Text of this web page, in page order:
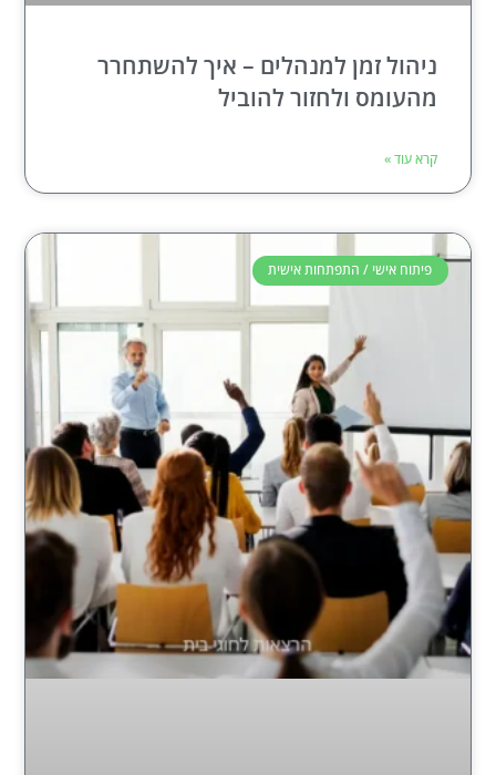
ניהול זמן למנהלים – איך להשתחרר
מהעומס ולחזור להוביל
קרא עוד »
פיתוח אישי / התפתחות אישית